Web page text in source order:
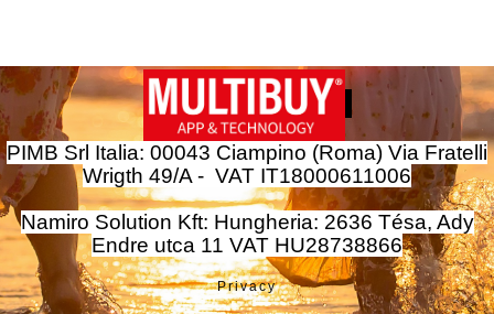
PIMB Srl Italia: 00043 Ciampino (Roma) Via Fratelli
Wrigth 49/A - VAT IT18000611006
Namiro Solution Kft: Hungheria: 2636 Tésa, Ady
Endre utca 11 VAT HU28738866
Privacy